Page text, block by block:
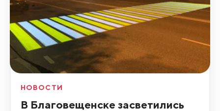
НОВОСТИ
В Благовещенске засветились